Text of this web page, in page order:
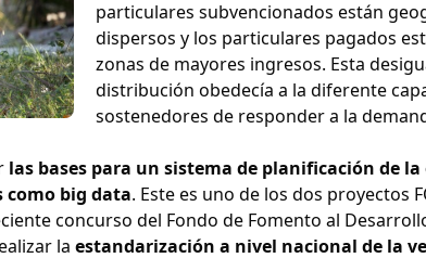
particulares subvencionados están
dispersos y los particulares pagados
zonas de mayores ingresos. Esta
distribución obedecía a la diferente
sostenedores de responder a la
las bases para un sistema de planificación de
big data. Este es uno de los dos proyectos
concurso del Fondo de Fomento al
la estandarización a nivel nacional de la